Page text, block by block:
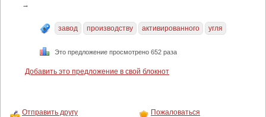
→
завод производству активированного угля
Это предложение просмотрено 652 раза
Добавить это предложение в свой блокнот
Отправить другу Пожаловаться